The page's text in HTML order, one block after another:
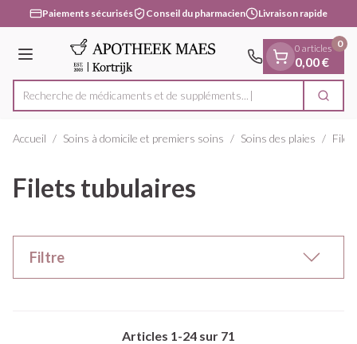
Aller au contenu
1 de 1
Paiements sécurisés Conseil du pharmacien Livraison rapide
Menu
Rechercher
Recherche de médicaments et
0 articles
0,00 €
0
Accueil / Soins à domicile et premiers soins / Soins des plaies /
Filets tubulaires
Filtre
Articles 1-24 sur 71